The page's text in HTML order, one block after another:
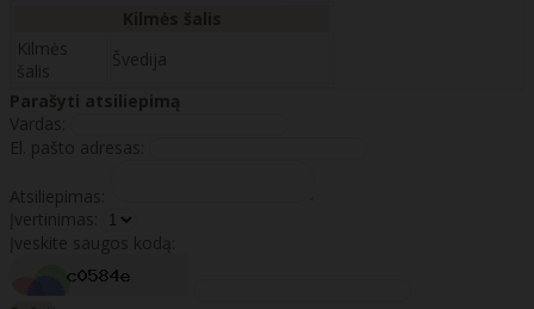
Kilmės
šalis
Švedija
Parašyti atsiliepimą
Vardas:
El. pašto adresas:
Atsiliepimas:
Įvertinimas:
Įveskite saugos kodą: